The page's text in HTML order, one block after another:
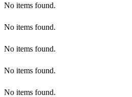
No items found.
No items found.
No items found.
No items found.
No items found.